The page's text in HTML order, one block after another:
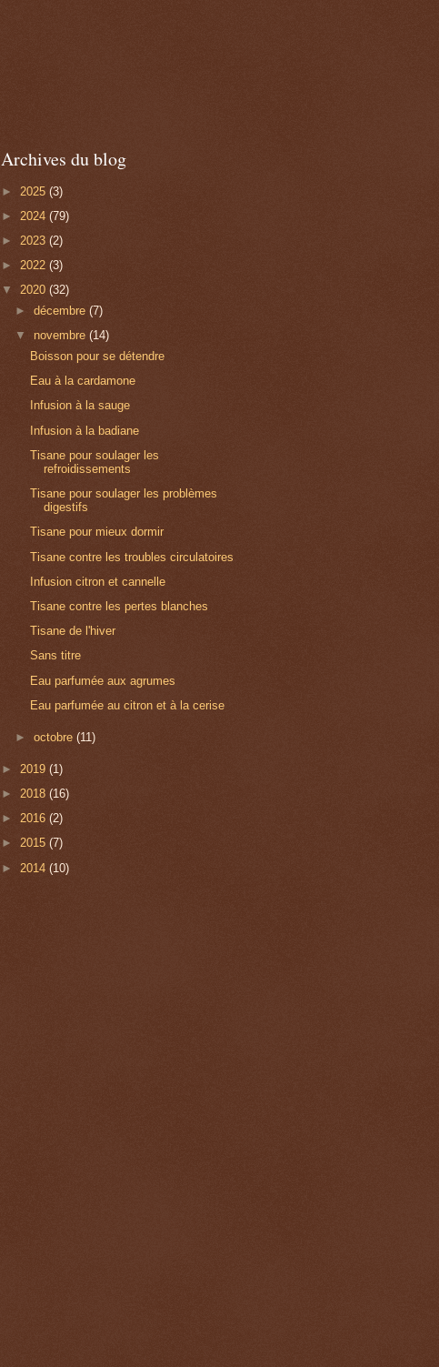
Archives du blog
► 2025 (3)
► 2024 (79)
► 2023 (2)
► 2022 (3)
▼ 2020 (32)
►décembre(7)
▼ novembre(14)
Boisson pour se détendre
Eau à la cardamone
Infusion à la sauge
Infusion à la badiane
Tisane pour soulager les
refroidissements
Tisane pour soulager les problèmes
digestifs
Tisane pour mieux dormir
Tisane contre les troubles circulatoires
Infusion citron et cannelle
Tisane contre les pertes blanches
Tisane de l'hiver
Sans titre
Eau parfumée aux agrumes
Eau parfumée au citron et à la cerise
►octobre(11)
► 2019 (1)
► 2018 (16)
► 2016 (2)
► 2015 (7)
► 2014 (10)